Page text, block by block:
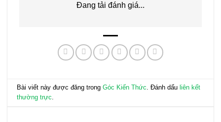
Đang tải đánh giá...
Bài viết này được đăng trongGóc Kiến Thức . Đánh dấu liên kết
thường trực